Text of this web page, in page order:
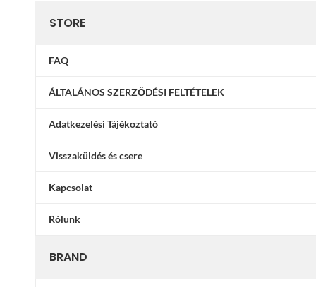
STORE
FAQ
ÁLTALÁNOS SZERZŐDÉSI FELTÉTELEK
Adatkezelési Tájékoztató
Visszaküldés és csere
Kapcsolat
Rólunk
BRAND